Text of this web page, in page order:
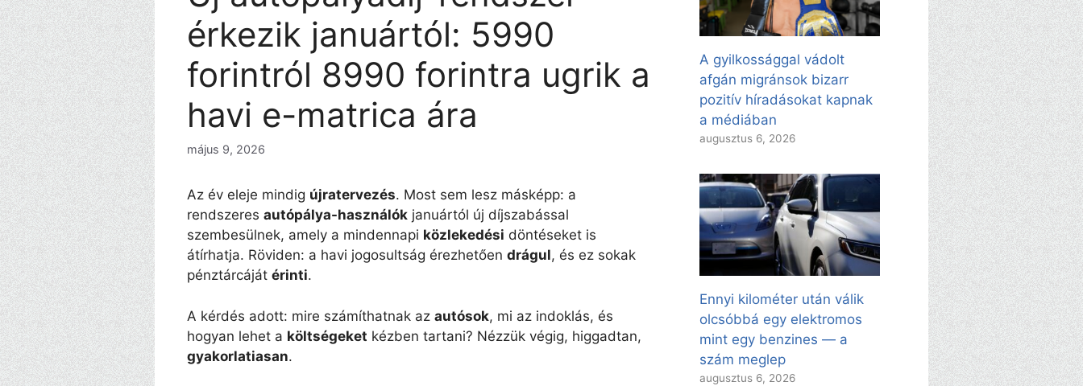
érkezik januártól: 5990
forintról 8990 forintra ugrik a
havi e-matrica ára
május 9, 2026
Az év eleje mindig újratervezés. Most sem lesz másképp: a
rendszeres autópálya-használók januártól új díjszabással
szembesülnek, amely a mindennapi közlekedési döntéseket is
átírhatja. Röviden: a havi jogosultság érezhetően drágul, és ez sokak
pénztárcáját érinti.
A kérdés adott: mire számíthatnak az autósok, mi az indoklás, és
hogyan lehet a költségeket kézben tartani? Nézzük végig, higgadtan,
gyakorlatiasan.
A gyilkossággal vádolt
afgán migránsok bizarr
pozitív híradásokat kapnak
a médiában
augusztus 6, 2026
Ennyi kilométer után válik
olcsóbbá egy elektromos
mint egy benzines — a
szám meglep
augusztus 6, 2026